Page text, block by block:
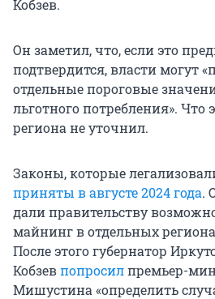
Кобзев.
Он заметил, что, если это
подтвердится, власти могут
отдельные пороговые
льготного потребления». Что
региона не уточнил.
Законы, которые
приняты в августе 2024 года.
дали правительству
майнинг в отдельных
После этого губернатор
Кобзевпопросилпремьер-
Мишустина «определить